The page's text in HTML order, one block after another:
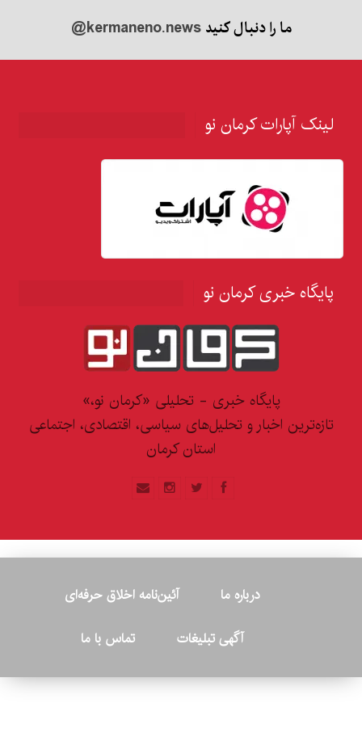
ما را دنبال کنید@kermaneno.news
لینک آپارات کرمان نو
پایگاه خبری کرمان نو
پایگاه خبری - تحلیلی «کرمان نو،»
تازه‌ترین اخبار و تحلیل‌های سیاسی، اقتصادی، اجتماعی
استان کرمان
درباره ما
آئین‌نامه اخلاق حرفه‌ای
آگهی تبلیغات
تماس با ما